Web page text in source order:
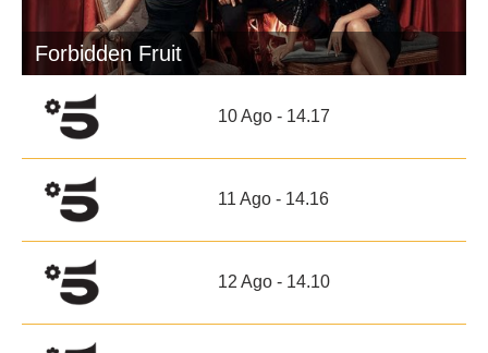
Forbidden Fruit
10 Ago - 14.17
11 Ago - 14.16
12 Ago - 14.10